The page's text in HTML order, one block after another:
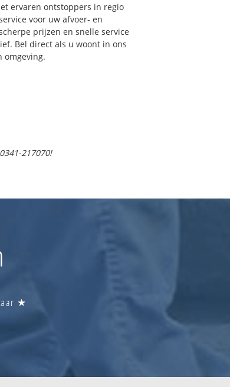
ervaren ontstoppers in regio
voor uw afvoer- en
prijzen en snelle service
Bel direct als u woont in ons
omgeving.
217070!
★